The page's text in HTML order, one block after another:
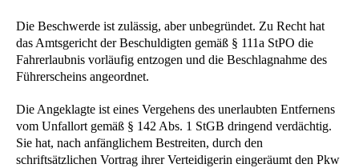
Die Beschwerde ist zulässig, aber unbegründet. Zu Recht hat
das Amtsgericht der Beschuldigten gemäß § 111a StPO die
Fahrerlaubnis vorläufig entzogen und die Beschlagnahme des
Führerscheins angeordnet.
Die Angeklagte ist eines Vergehens des unerlaubten Entfernens
vom Unfallort gemäß § 142 Abs. 1 StGB dringend verdächtig.
Sie hat, nach anfänglichem Bestreiten, durch den
schriftsätzlichen Vortrag ihrer Verteidigerin eingeräumt den Pkw